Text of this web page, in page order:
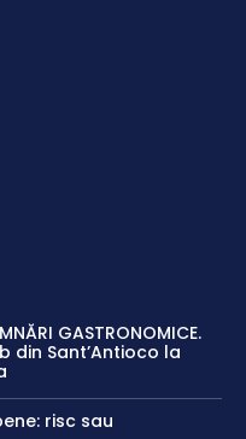
GASTRONOMICE.
din Sant’Antioco la
risc sau